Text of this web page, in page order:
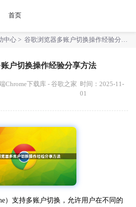
首页
中心 > 谷歌浏览器多账户切换操作经验分享
户切换操作经验分享方法
Chrome下载库 - 谷歌之家 时间：2025-11-
01
）支持多账户切换，允许用户在不同的